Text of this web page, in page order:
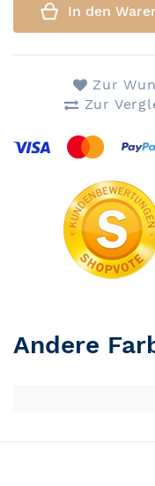
In den
Zur
Zur
Andere